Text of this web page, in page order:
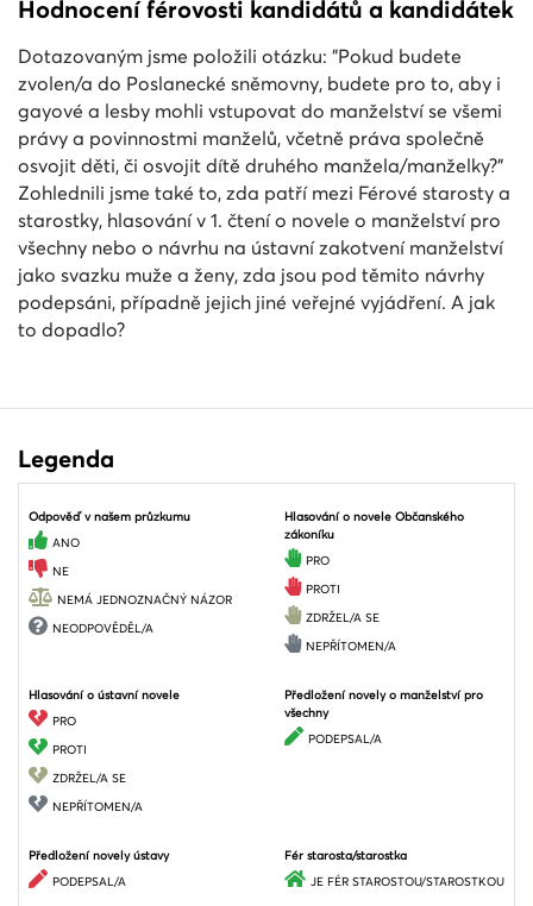
Hodnocení férovosti kandidátů a kandidátek
Dotazovaným jsme položili otázku: "Pokud budete
zvolen/a do Poslanecké sněmovny, budete pro to, aby i
gayové a lesby mohli vstupovat do manželství se všemi
právy a povinnostmi manželů, včetně práva společně
osvojit děti, či osvojit dítě druhého manžela/manželky?"
Zohlednili jsme také to, zda patří mezi Férové starosty a
starostky, hlasování v 1. čtení o novele o manželství pro
všechny nebo o návrhu na ústavní zakotvení manželství
jako svazku muže a ženy, zda jsou pod těmito návrhy
podepsáni, případně jejich jiné veřejné vyjádření. A jak
to dopadlo?
Legenda
Odpověď v našem průzkumu
ANO
NE
NEMÁ JEDNOZNAČNÝ NÁZOR
NEODPOVĚDĚL/A
Hlasování o novele Občanského
zákoníku
PRO
PROTI
ZDRŽEL/A SE
NEPŘÍTOMEN/A
Hlasování o ústavní novele
PRO
PROTI
ZDRŽEL/A SE
NEPŘÍTOMEN/A
Předložení novely o manželství pro
všechny
PODEPSAL/A
Předložení novely ústavy
PODEPSAL/A
Fér starosta/starostka
JE FÉR STAROSTOU/STAROSTKOU